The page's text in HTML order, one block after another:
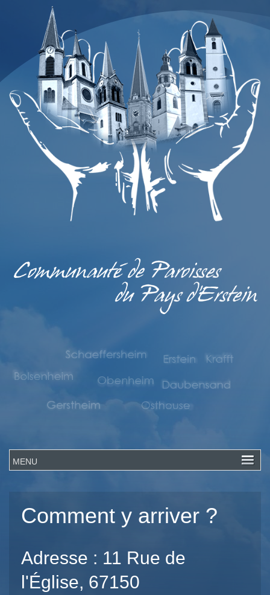
Comment y arriver ?
Adresse : 11 Rue de
l'Église, 67150